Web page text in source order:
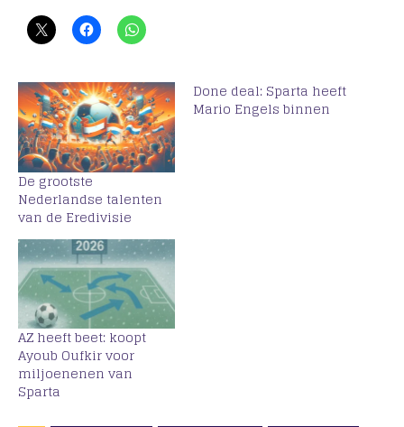
De grootste
Nederlandse talenten
van de Eredivisie
Done deal: Sparta heeft
Mario Engels binnen
AZ heeft beet: koopt
Ayoub Oufkir voor
miljoenenen van
Sparta